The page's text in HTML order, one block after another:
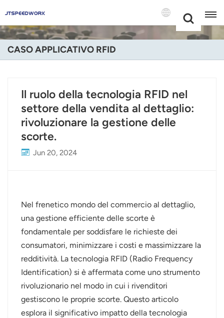
+86 -18681515767
English
Deutsch
Русский
Nederland
عربي
日语
한국어
Türk
CASO APPLICATIVO RFID
Il ruolo della tecnologia RFID nel
settore della vendita al dettaglio:
rivoluzionare la gestione delle
scorte.
Jun 20, 2024
Nel frenetico mondo del commercio al dettaglio,
una gestione efficiente delle scorte è
fondamentale per soddisfare le richieste dei
consumatori, minimizzare i costi e massimizzare la
redditività. La tecnologia RFID (Radio Frequency
Identification) si è affermata come uno strumento
rivoluzionario nel modo in cui i rivenditori
gestiscono le proprie scorte. Questo articolo
esplora il significativo impatto della tecnologia